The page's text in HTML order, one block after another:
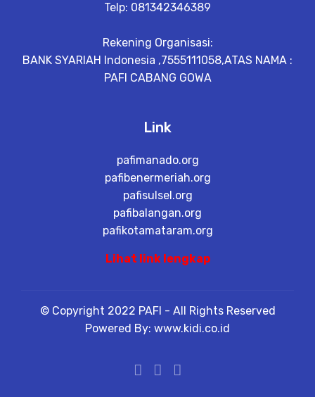
Telp: 081342346389
Rekening Organisasi:
BANK SYARIAH Indonesia ,7555111058,ATAS NAMA :
PAFI CABANG GOWA
Link
pafimanado.org
pafibenermeriah.org
pafisulsel.org
pafibalangan.org
pafikotamataram.org
Lihat link lengkap
© Copyright 2022 PAFI - All Rights Reserved
Powered By: www.kidi.co.id